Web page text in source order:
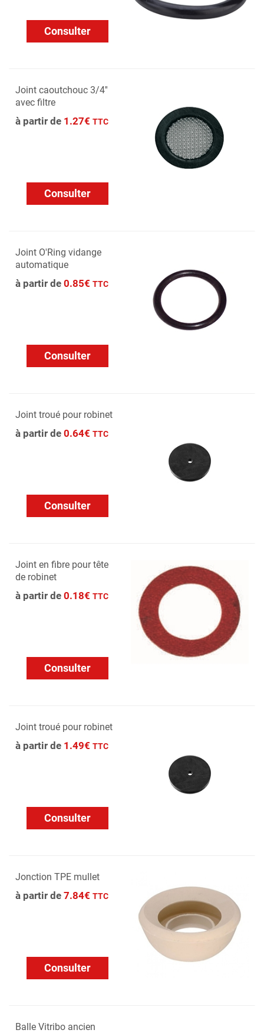
Consulter
Joint caoutchouc 3/4''
avec filtre
à partir de 1.27€ TTC
Consulter
Joint O'Ring vidange
automatique
à partir de 0.85€ TTC
Consulter
Joint troué pour robinet
à partir de 0.64€ TTC
Consulter
Joint en fibre pour tête
de robinet
à partir de 0.18€ TTC
Consulter
Joint troué pour robinet
à partir de 1.49€ TTC
Consulter
Jonction TPE mullet
à partir de 7.84€ TTC
Consulter
Balle Vitribo ancien